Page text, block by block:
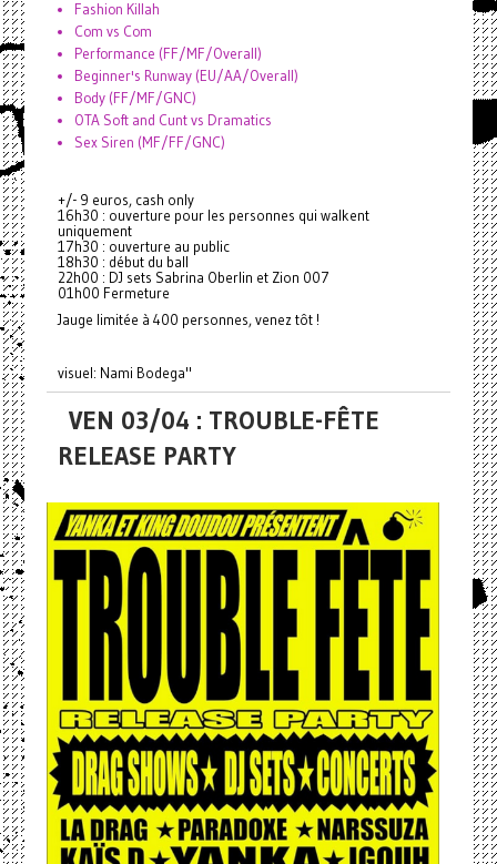
Fashion Killah
Com vs Com
Performance (FF/MF/Overall)
Beginner's Runway (EU/AA/Overall)
Body (FF/MF/GNC)
OTA Soft and Cunt vs Dramatics
Sex Siren (MF/FF/GNC)
+/- 9 euros, cash only
16h30 : ouverture pour les personnes qui walkent
uniquement
17h30 : ouverture au public
18h30 : début du ball
22h00 : DJ sets Sabrina Oberlin et Zion 007
01h00 Fermeture
Jauge limitée à 400 personnes, venez tôt !
visuel: Nami Bodega"
VEN 03/04 : TROUBLE-FÊTE
RELEASE PARTY